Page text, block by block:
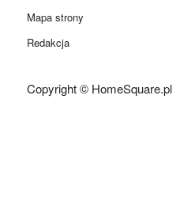
Mapa strony
Redakcja
Copyright © HomeSquare.pl